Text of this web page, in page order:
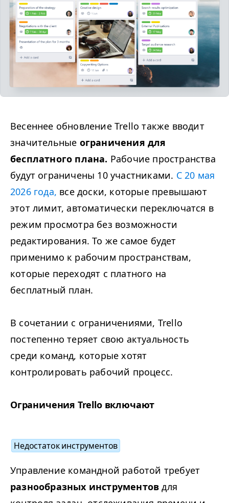
Весеннее обновление Trello также вводит
значительные ограничения для
бесплатного плана. Рабочие пространства
будут ограничены 10 участниками. С 20 мая
2026 года, все доски, которые превышают
этот лимит, автоматически переключатся в
режим просмотра без возможности
редактирования. То же самое будет
применимо к рабочим пространствам,
которые переходят с платного на
бесплатный план.
В сочетании с ограничениями, Trello
постепенно теряет свою актуальность
среди команд, которые хотят
контролировать рабочий процесс.
Ограничения Trello включают
Недостаток инструментов
Управление командной работой требует
разнообразных инструментов для